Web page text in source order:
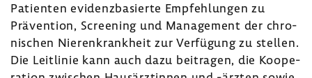
Pati­enten evidenz­ba­sierte Empfeh­lungen zu
Präven­tion, Scree­ning und Manage­ment der chro­
ni­schen Nieren­krank­heit zur Verfü­gung zu stellen.
Die Leit­linie kann auch dazu beitragen, die Koope­